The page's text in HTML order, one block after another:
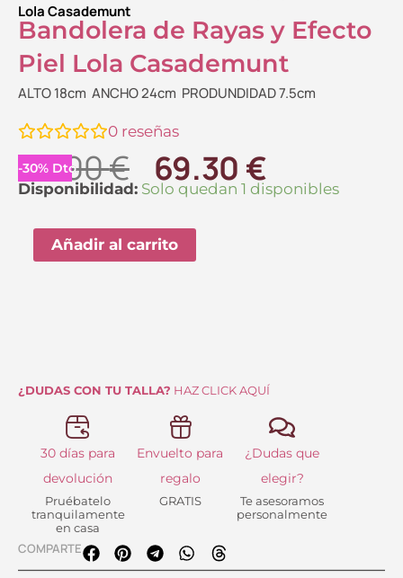
Lola Casademunt
Bandolera de Rayas y Efecto
Piel Lola Casademunt
ALTO 18cm ANCHO 24cm PRODUNDIDAD 7.5cm
0 reseñas
-30% Dto.
99.00€ El
precio
original
era:
69.30 €El
precio
Disponibilidad: Solo quedan 1 disponibles
Bandolera
Rayas
cantidad
Añadir al carrito
¿DUDAS CON TU TALLA? HAZ CLICK AQUÍ
30 días para
devolución
Pruébatelo
tranquilamente
en casa
Envuelto para
regalo
GRATIS
¿Dudas que
elegir?
Te asesoramos
personalmente
COMPARTE